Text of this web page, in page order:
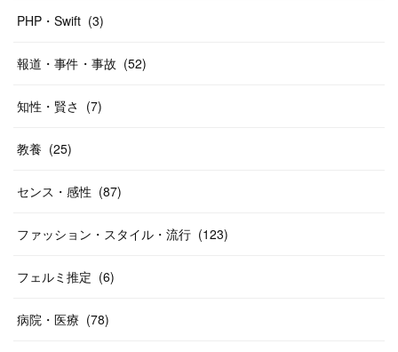
PHP・Swift (3)
報道・事件・事故 (52)
知性・賢さ (7)
教養 (25)
センス・感性 (87)
ファッション・スタイル・流行 (123)
フェルミ推定 (6)
病院・医療 (78)